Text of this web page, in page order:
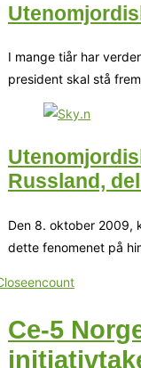
I mange tiår har
president skal stå
Russland,
Den 8. oktober 2009,
dette fenomenet på
Ce-5